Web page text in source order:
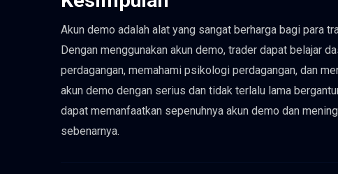
Akun demo adalah alat yang sangat berharga bagi para
Dengan menggunakan akun demo, trader dapat belajar
perdagangan, memahami psikologi perdagangan, dan
akun demo dengan serius dan tidak terlalu lama
dapat memanfaatkan sepenuhnya akun demo dan
sebenarnya.